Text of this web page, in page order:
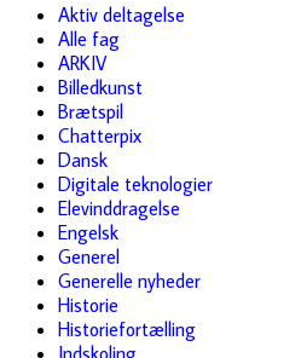
Aktiv deltagelse
Alle fag
ARKIV
Billedkunst
Brætspil
Chatterpix
Dansk
Digitale teknologier
Elevinddragelse
Engelsk
Generel
Generelle nyheder
Historie
Historiefortælling
Indskoling